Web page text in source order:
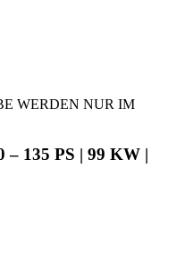
WERDEN NUR IM
– 135 PS | 99 KW |